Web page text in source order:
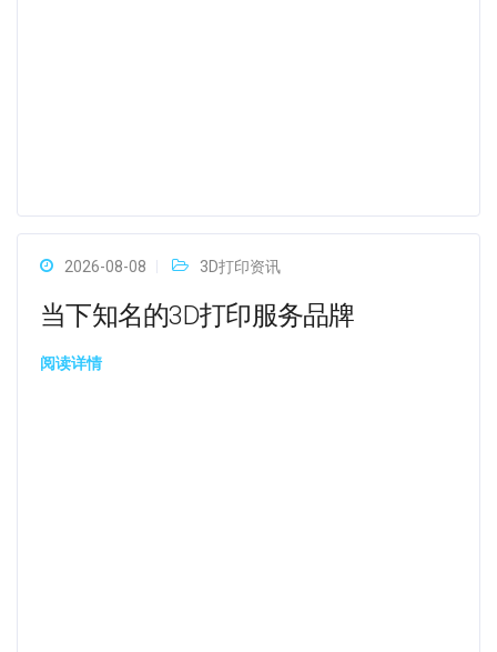
2026-08-08 3D打印资讯
当下知名的3D打印服务品牌
阅读详情